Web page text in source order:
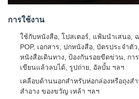
การใช้งาน
ใช้กับหนังสือ, โปสเตอร์, แฟ้มนำเสนอ,
POP, เอกสาร, ปกหนังสือ, บัตรประจำตั
หนังสือเดินทาง, ป้องกันรอยขีดข่วน, ก
เขียนแล้วลบได้, รูปถ่าย, อัลบั้ม ฯลฯ
เคลือบด้านนอกสำหรับห่อกล่องหรือถุงสำ
สำอาง ของขวัญ เหล้า ฯลฯ